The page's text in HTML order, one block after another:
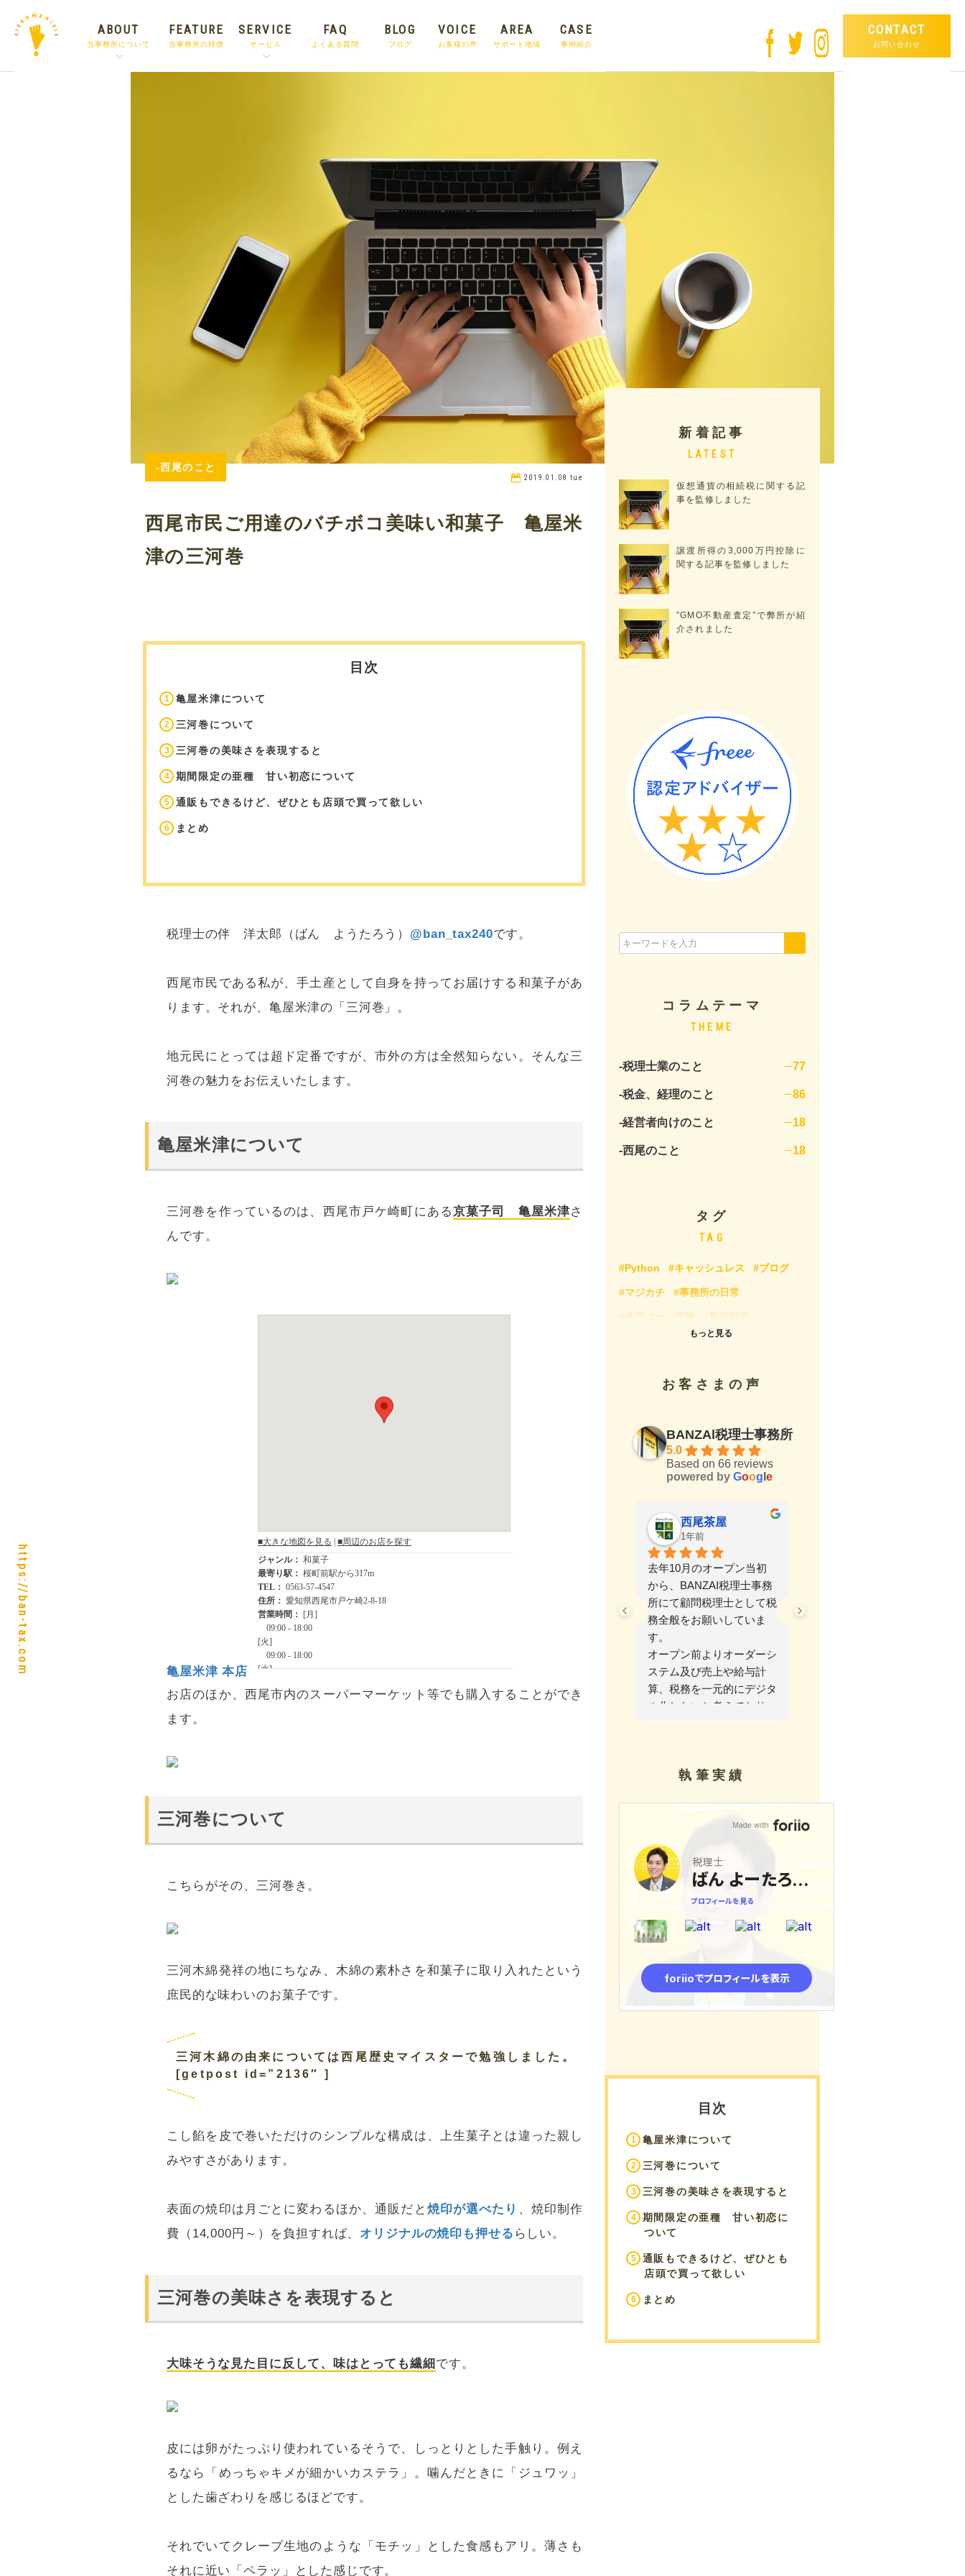
ABOUT
当事務所について
FEATURE
当事務所の特徴
SERVICE
サービス
FAQ
よくある質問
BLOG
ブログ
VOICE
お客様の声
AREA
サポート地域
CASE
事例紹介
CONTACT
お問い合わせ
-西尾のこと
2019.01.08 tue
西尾市民ご用達のバチボコ美味い和菓子 亀屋米
津の三河巻
目次
亀屋米津について
三河巻について
三河巻の美味さを表現すると
期間限定の亜種 甘い初恋について
通販もできるけど、ぜひとも店頭で買って欲しい
まとめ
税理士の伴 洋太郎（ばん ようたろう） @ban_tax240です。
西尾市民である私が、手土産として自身を持ってお届けする和菓子があ
ります。 それが、亀屋米津の「三河巻」。
地元民にとっては超ド定番ですが、市外の方は全然知らない。そんな三
河巻の魅力をお伝えいたします。
亀屋米津について
三河巻を作っているのは、西尾市戸ケ崎町にある京菓子司 亀屋米津さ
んです。
亀屋米津 本店
お店のほか、西尾市内のスーパーマーケット等でも購入することができ
ます。
三河巻について
こちらがその、三河巻き。
三河木綿発祥の地にちなみ、木綿の素朴さを和菓子に取り入れたという
庶民的な味わいのお菓子です。
三河木綿の由来については西尾歴史マイスターで勉強しました。
[getpost id=”2136″ ]
こし餡を皮で巻いただけのシンプルな構成は、上生菓子とは違った親し
みやすさがあります。
表面の焼印は月ごとに変わるほか、通販だと 焼印が選べたり 、焼印制作
費（14,000円～）を負担すれば、 オリジナルの焼印も押せる らしい。
三河巻の美味さを表現すると
大味そうな見た目に反して、味はとっても繊細 です。
皮には卵がたっぷり使われているそうで、しっとりとした手触り。例え
るなら「めっちゃキメが細かいカステラ」。噛んだときに「ジュワッ」
とした歯ざわりを感じるほどです。
それでいてクレープ生地のような「モチッ」とした食感もアリ。薄さも
それに近い「ペラッ」とした感じです。
新着記事
LATEST
仮想通貨の相続税に関する記
事を監修しました
譲渡所得の3,000万円控除に
関する記事を監修しました
”GMO不動産査定”で弊所が紹
介されました
コラムテーマ
THEME
-税理士業のこと 77
-税金、経理のこと 86
-経営者向けのこと 18
-西尾のこと 18
タグ
TAG
#Python #キャッシュレス #ブログ
#マジカチ #事務所の日常
#住宅ローン控除 #勘定科目
#家事按分
#決算対策 #法人税 #消費税
#確定申告 #税務調査 #税理士
#税理士の選び方 #税理士試験 #税金
#若手税理士の仕事道具
#補助金・助成金 #西尾のオススメ
#西尾歴史マイスター #記事執筆・監修
#贈与税
もっと見る
お客さまの声
BANZAl税理士事務所
5.0
Based on 66 reviews
powered by Goog e
西尾茶屋
1年前
去年10月のオープン当初
から、BANZAI税理士事務
所にて顧問税理士として税
務全般をお願いしていま
す。
オープン前よりオーダーシ
ステム及び売上や給与計
算、税務を一元的にデジタ
ル化したいと考えており、
兼ね備えているためとても
忘れがなければ迅速に、ま
た可能な限り節税できる方
法で対応して頂けるのであ
りがたいです。
また、昨今の経費類のデジ
り、ネット購入だけでなく
与されたスキャン機にて全
てPDFとして保管できるた
見れば思い出せるので助か
今後も利用を続けていきた
執筆実績
目次
亀屋米津について
三河巻について
三河巻の美味さを表現すると
期間限定の亜種 甘い初恋に
ついて
通販もできるけど、ぜひとも
店頭で買って欲しい
まとめ
https://ban-tax.com